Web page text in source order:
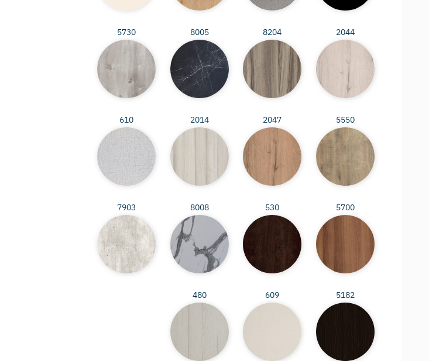
2044
8204
8005
5730
5550
2047
2014
610
5700
530
8008
7903
5182
609
480